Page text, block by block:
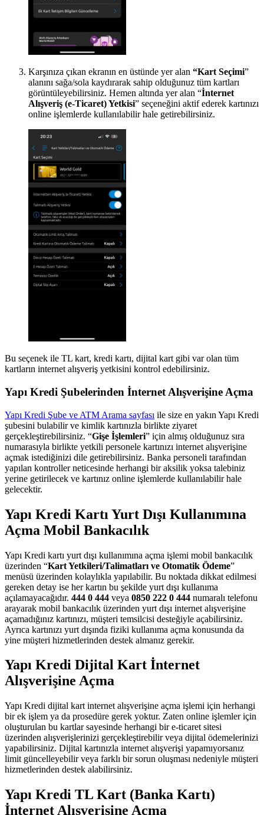
Karşınıza çıkan ekranın en üstünde yer alan “Kart Seçimi”
alanını sağa/sola kaydırarak sahip olduğunuz tüm kartları
görüntüleyebilirsiniz. Hemen altında yer alan “İnternet
Alışveriş (e-Ticaret) Yetkisi” seçeneğini aktif ederek kartınızı
online işlemlerde kullanılabilir hale getirebilirsiniz.
Bu seçenek ile TL kart, kredi kartı, dijital kart gibi var olan tüm
kartların internet alışveriş yetkisini kontrol edebilirsiniz.
Yapı Kredi Şubelerinden İnternet Alışverişine Açma
Yapı Kredi Şube ve ATM Arama sayfası ile size en yakın Yapı Kredi
şubesini bulabilir ve kimlik kartınızla birlikte ziyaret
gerçekleştirebilirsiniz. “Gişe İşlemleri” için almış olduğunuz sıra
numarasıyla birlikte yetkili personele kartınızı internet alışverişine
açmak istediğinizi dile getirebilirsiniz. Banka personeli tarafından
yapılan kontroller neticesinde herhangi bir aksilik yoksa talebiniz
yerine getirilecek ve kartınız online işlemlerde kullanılabilir hale
gelecektir.
Yapı Kredi Kartı Yurt Dışı Kullanımına
Açma Mobil Bankacılık
Yapı Kredi kartı yurt dışı kullanımına açma işlemi mobil bankacılık
üzerinden “Kart Yetkileri/Talimatları ve Otomatik Ödeme”
menüsü üzerinden kolaylıkla yapılabilir. Bu noktada dikkat edilmesi
gereken detay ise her kartın bu şekilde yurt dışı kullanıma
açılamayacağıdır. 444 0 444 veya 0850 222 0 444 numaralı telefonu
arayarak mobil bankacılık üzerinden yurt dışı internet alışverişine
açamadığınız kartınızı, müşteri temsilcisi desteğiyle açabilirsiniz.
Ayrıca kartınızı yurt dışında fiziki kullanıma açma konusunda da
yine müşteri hizmetlerinden destek almanız gerekir.
Yapı Kredi Dijital Kart İnternet
Alışverişine Açma
Yapı Kredi dijital kart internet alışverişine açma işlemi için herhangi
bir ek işlem ya da prosedüre gerek yoktur. Zaten online işlemler için
oluşturulan bu kartlar sayesinde herhangi bir e-ticaret sitesi
üzerinden alışverişlerinizi gerçekleştirebilir veya dijital ödemelerinizi
yapabilirsiniz. Dijital kartınızla internet alışverişi yapamıyorsanız
limit güncelleyebilir veya farklı bir sorun oluşması nedeniyle müşteri
hizmetlerinden destek alabilirsiniz.
Yapı Kredi TL Kart (Banka Kartı)
İnternet Alışverişine Açma